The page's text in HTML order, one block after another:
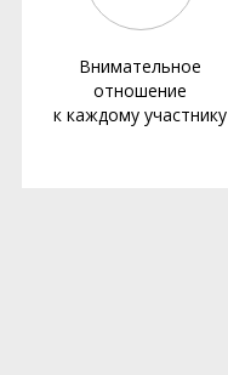
Внимательное
отношение
к каждому участнику